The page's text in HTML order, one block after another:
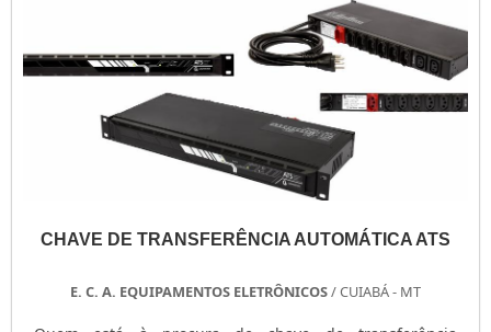
CHAVE DE TRANSFERÊNCIA AUTOMÁTICA ATS
E. C. A. EQUIPAMENTOS ELETRÔNICOS/ CUIABÁ - MT